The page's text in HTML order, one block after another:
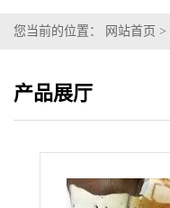
您当前的位置： 网站首页 >
产品展厅